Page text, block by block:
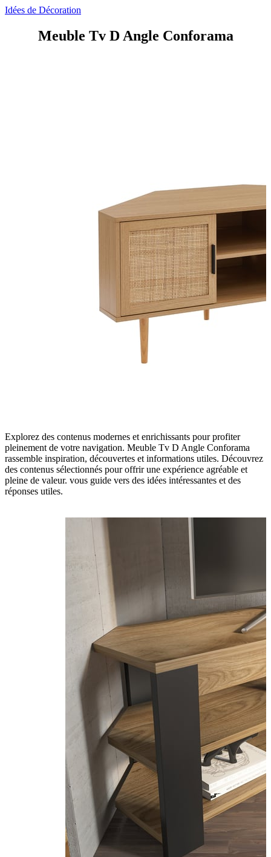
Idées de Décoration
Meuble Tv D Angle Conforama
Explorez des contenus modernes et enrichissants pour profiter
pleinement de votre navigation. Meuble Tv D Angle Conforama
rassemble inspiration, découvertes et informations utiles. Découvrez
des contenus sélectionnés pour offrir une expérience agréable et
pleine de valeur. vous guide vers des idées intéressantes et des
réponses utiles.